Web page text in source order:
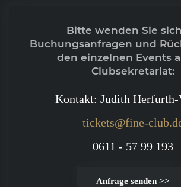
Bitte wenden Sie
Buchungsanfragen und
den einzelnen Events
Clubsekretariat:
Kontakt: Judith
tickets@fine-
0611 - 57 99 193
Anfrage senden >>